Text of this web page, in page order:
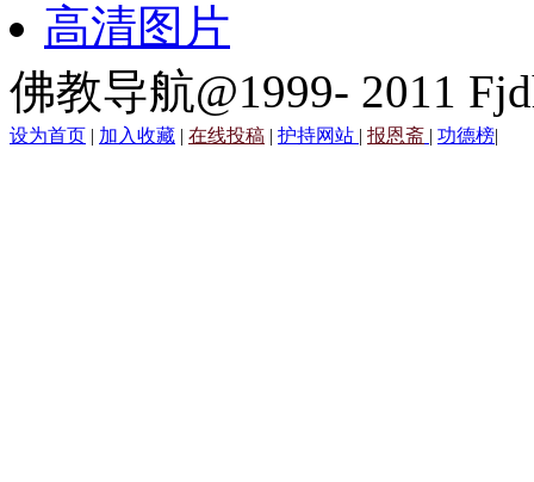
高清图片
佛教导航@1999- 2011
设为首页 | 加入收藏 | 在线投稿 | 护持网站 | 报恩斋 | 功德榜|